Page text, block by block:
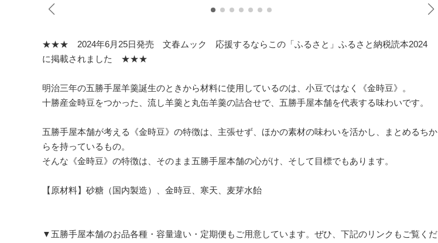
★★★ 2024年6月25日発売 文春ムック 応援するならこの「ふるさと」ふるさと納税読本2024
に掲載されました ★★★
明治三年の五勝手屋羊羹誕生のときから材料に使用しているのは、小豆ではなく《金時豆》。
十勝産金時豆をつかった、流し羊羹と丸缶羊羹の詰合せで、五勝手屋本舗を代表する味わいです。
五勝手屋本舗が考える《金時豆》の特徴は、主張せず、ほかの素材の味わいを活かし、まとめるちか
らを持っているもの。
そんな《金時豆》の特徴は、そのまま五勝手屋本舗の心がけ、そして目標でもあります。
【原材料】砂糖（国内製造）、金時豆、寒天、麦芽水飴
▼五勝手屋本舗のお品各種・容量違い・定期便もご用意しています。ぜひ、下記のリンクもご覧くだ